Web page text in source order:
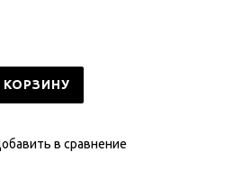
КОРЗИНУ
в сравнение